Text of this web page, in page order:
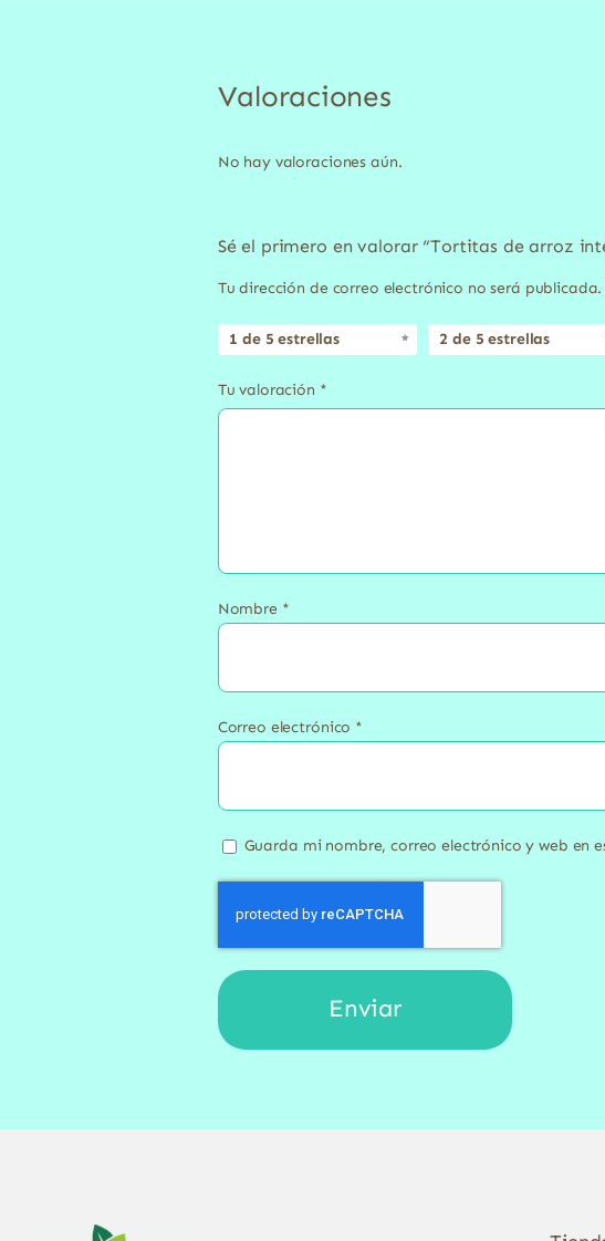
Valoraciones
No hay valoraciones aún.
Sé el primero en valorar “Tortitas de arroz
Tu dirección de correo electrónico no será publicada.
1 de 5 estrellas 2 de 5 estrellas
Tu valoración *
Nombre *
Correo electrónico *
Guarda mi nombre, correo electrónico y web en